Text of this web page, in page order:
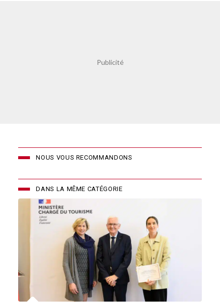
NOUS VOUS RECOMMANDONS
DANS LA MÊME CATÉGORIE